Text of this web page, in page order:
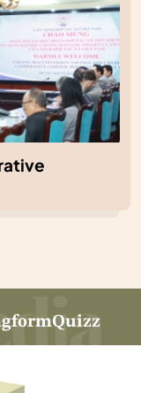
Quizz